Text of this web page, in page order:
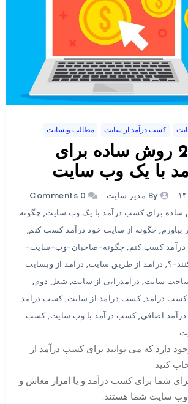
کسب درآمد از سایت مطالب وبسایت
بیش از 20 روش ساده برای
با یک وب سایت
By مدیر سایت
0 Comments
, چگونه
, چگونه از سایت خود درآمد کسب کنم,
درآمد کسب کنم, چگونه-صاحبان-وب-سایت-
؟, درآمد از طریق سایت, درآمد از وبسایت
ساخت سایت, درآمدزایی از سایت, شغل دوم,
کسب درآمد,کسب درآمد از سایت,کسب درآمد
اضافی,کسب درآمد با وب سایت,کسب
دارد که می توانید برای کسب درآمد از
کنید.
شما برای کسب درآمد و یا امرار معاش و
وب سایت شما هستند.